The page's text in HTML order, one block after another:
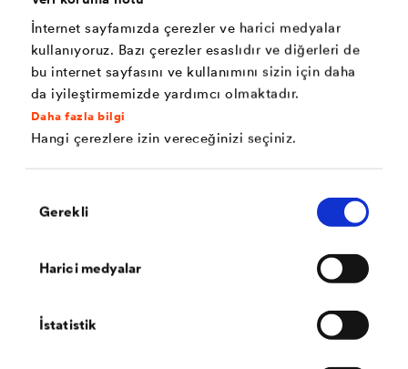
İnternet sayfamızda çerezler ve harici medyalar
kullanıyoruz. Bazı çerezler esaslıdır ve diğerleri de
bu internet sayfasını ve kullanımını sizin için daha
da iyileştirmemizde yardımcı olmaktadır.
Daha fazla bilgi
Hangi çerezlere izin vereceğinizi seçiniz.
Seçimi
Gerekli
Harici medyalar
İstatistik
hava akımlarıyla kaybını önlemesidir. Isı yalıtımlarının
buhar frenleyici ya da buhar kesici örtülerle nem ve
yoğuşma hasarlarından korunması, kısaca kuru kalması,
kışın soğuğa, yazın da sıcağa karşı etkin bir koruma
sağlar.
• Buhar geçirgen su yalıtım örtüleri ise eğimli çatılarda
ısı yalıtımlarını yağış suyuna ve sebep olduğu nemlenme